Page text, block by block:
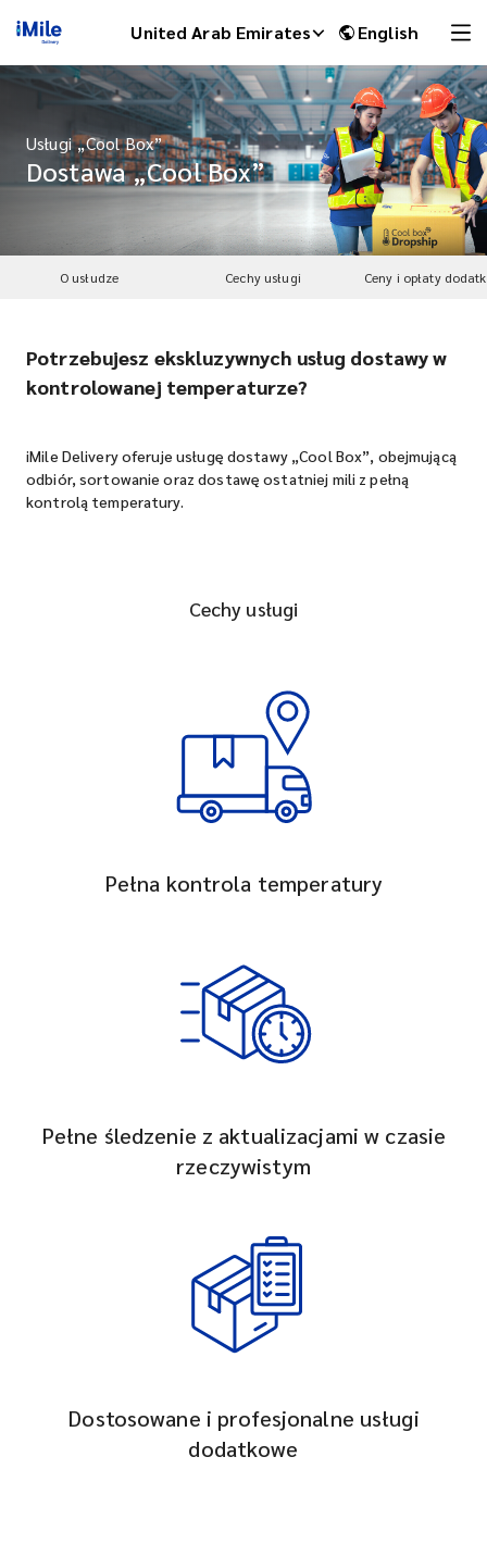
United Arab Emirates English
Usługi „Cool Box”
Dostawa „Cool Box”
O usłudze Cechy usługi Ceny i opłaty
Potrzebujesz ekskluzywnych usług dostawy w
kontrolowanej temperaturze?
iMile Delivery oferuje usługę dostawy „Cool Box”, obejmującą
odbiór, sortowanie oraz dostawę ostatniej mili z pełną
kontrolą temperatury.
Cechy usługi
Pełna kontrola temperatury
Pełne śledzenie z aktualizacjami w czasie
rzeczywistym
Dostosowane i profesjonalne usługi
dodatkowe
iMile Chat